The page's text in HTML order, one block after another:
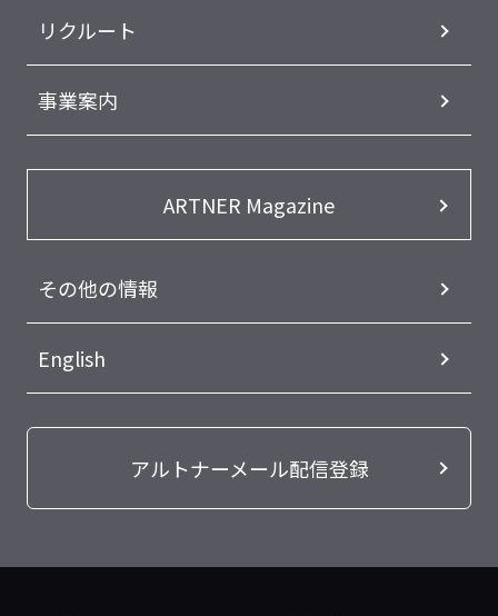
リクルート
事業案内
ARTNER Magazine
その他の情報
English
アルトナーメール配信登録